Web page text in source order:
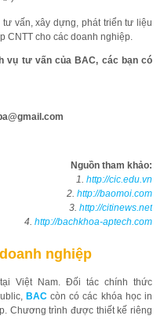
vấn, xây dựng, phát triển tư liệu
CNTT cho các doanh nghiệp.
vụ tư vấn của BAC, các bạn có
Nguồn tham khảo:
1. http://cic.edu.vn
2. http://baomoi.com
3. http://citinews.net
4. http://bachkhoa-aptech.com
nghiệp
Việt Nam. Đối tác chính thức
BACcòn có các khóa học in
Chương trình được thiết kế riêng